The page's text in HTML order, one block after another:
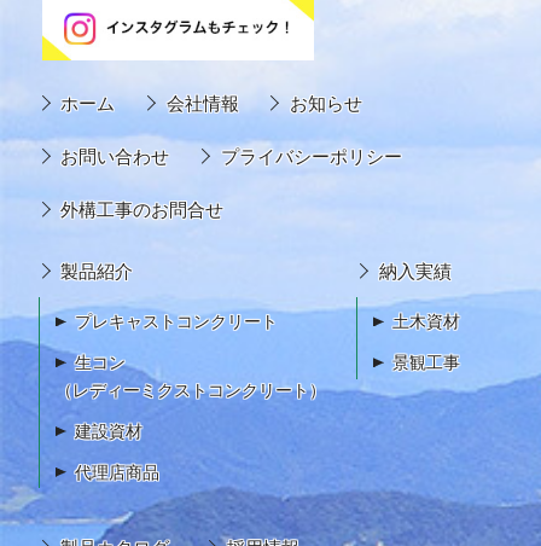
ホーム 会社情報 お知らせ
お問い合わせ プライバシーポリシー
外構工事のお問合せ
製品紹介
プレキャストコンクリート
生コン
（レディーミクストコンクリート）
建設資材
代理店商品
納入実績
土木資材
景観工事